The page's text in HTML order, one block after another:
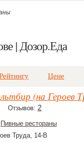
| Дозор.Еда
Цене
(на Героев
Отзывов: 2
Пивные рестораны
Труда, 14-В